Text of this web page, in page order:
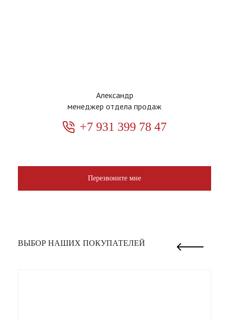
Александр
менеджер отдела продаж
+7 931 399 78 47
Перезвоните мне
ВЫБОР НАШИХ ПОКУПАТЕЛЕЙ